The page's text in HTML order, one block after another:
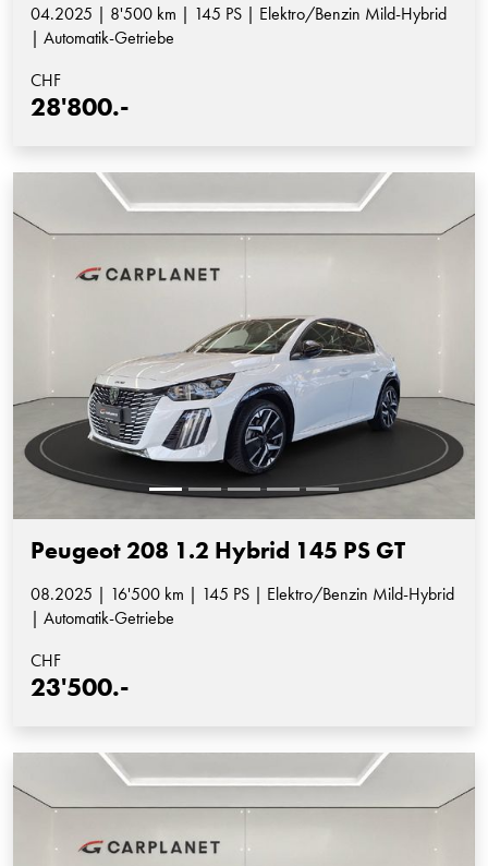
04.2025 | 8'500 km | 145 PS | Elektro/Benzin Mild-Hybrid
| Automatik-Getriebe
CHF
28'800.-
Peugeot 208 1.2 Hybrid 145 PS GT
08.2025 | 16'500 km | 145 PS | Elektro/Benzin Mild-Hybrid
| Automatik-Getriebe
CHF
23'500.-